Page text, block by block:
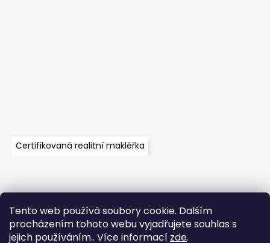
Tento web používá soubory cookie. Dalším
procházením tohoto webu vyjadřujete souhlas s
jejich používáním.. Více informací zde.
Certifikovaná realitní makléřka
Velkoobchod Časté dotazy Obchodní podmínky
Kontakt Vzorník mechů
Mechové stěny a zakázková výroba